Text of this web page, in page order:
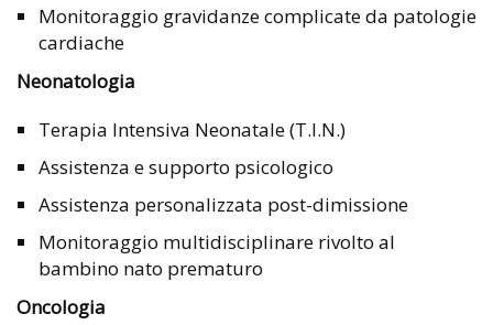
Monitoraggio gravidanze complicate da patologie
cardiache
Neonatologia
Terapia Intensiva Neonatale (T.I.N.)
Assistenza e supporto psicologico
Assistenza personalizzata post-dimissione
Monitoraggio multidisciplinare rivolto al
bambino nato prematuro
Oncologia